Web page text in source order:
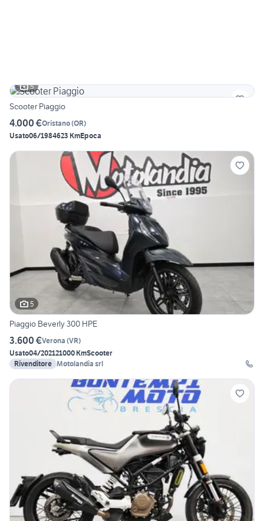
5
Scooter Piaggio
4.000 €Oristano(OR)
Usato06/1984623 KmEpoca
5
Piaggio Beverly 300 HPE
3.600 €Verona (VR)
Usato04/202121000 KmScooter
Rivenditore Motolandia srl